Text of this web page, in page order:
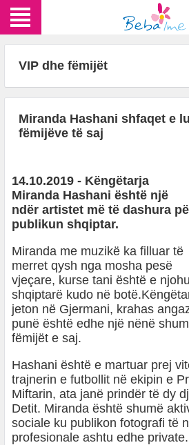
VIP dhe fëmijët
Miranda Hashani shfaqet e
fëmijëve të saj
14.10.2019 - Këngëtarja
Miranda Hashani është një
ndër artistet më të dashura
publikun shqiptar.
Miranda me muzikë ka filluar të
merret qysh nga mosha pesë
vjeçare, kurse tani është e
shqiptarë kudo në
jeton në Gjermani, krahas
punë është edhe një nënë
fëmijët e saj.
Hashani është e martuar prej
trajnerin e futbollit në ekipin e
Miftarin, ata janë prindër të dy
Detit. Miranda është shumë
sociale ku publikon fotografi të
profesionale ashtu edhe private.